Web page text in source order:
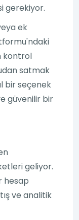
gerekiyor.
ek
kontrol
satmak
bir seçenek
güvenilir bir
geliyor.
hesap
ve analitik